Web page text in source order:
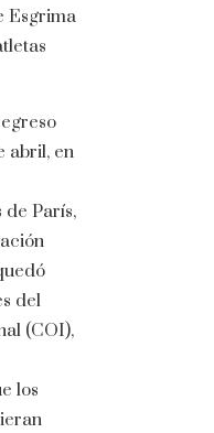
Esgrima
abril, en
de París,
del
(COI),
los